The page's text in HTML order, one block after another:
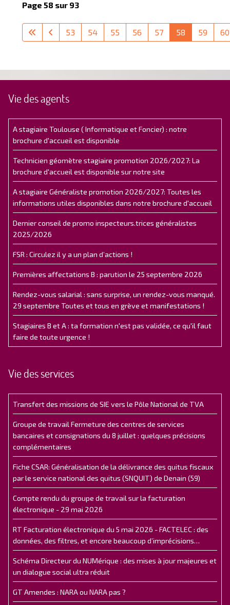
Page 58 sur 93
53 54 55 56 57 58 59 60
Vie des agents
A stagiaire Toulouse ( Informatique et Foncier) : notre
brochure d'accueil est disponible
Technicien géomètre stagiaire promotion 2026/2027: La
brochure d'accueil est disponible sur notre site
A stagiaire Généraliste promotion 2026/2027: Toutes les
informations utiles disponibles dans notre brochure d'accueil
Dernier conseil de promo inspecteurs.trices généralistes
2025/2026
FSR : Circulez il y a un plan d’actions !
Premières affectations B : parution le 25 septembre 2026
Rendez-vous salarial : sans surprise, un rendez-vous manqué.
29 septembre Toutes et tous en grève et manifestations !
Stagiaires B et A : ta formation n'est pas validée, ce qu'il faut
faire de toute urgence !
Vie des services
Transfert des missions de SIE vers le Pôle National de TVA
Groupe de travail Fermeture des centres de services
bancaires et consignations du 8 juillet : quelques précisions
complémentaires
Fiche CSAR: Généralisation de la délivrance des quitus fiscaux
par le service national des quitus (SNQUIT) de Denain (59)
Compte rendu du groupe de travail sur la facturation
électronique - 29 mai 2026
RT Facturation électronique du 5 mai 2026 - FACTELEC : des
données, des filtres, et encore beaucoup d’imprécisions…
Schéma Directeur du NUMérique : des mises à jour majeures et
un dialogue social ultra réduit
GT Amendes : NARA ou NARA pas ?